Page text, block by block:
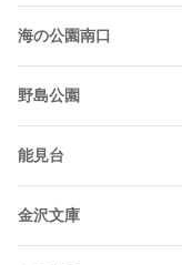
海の公園南口
野島公園
能見台
金沢文庫